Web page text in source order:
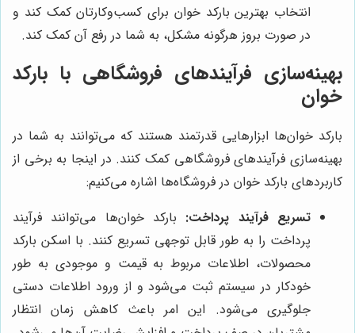
انتخاب بهترین بارکد خوان برای کسب‌وکارتان کمک کند و
در صورت بروز هرگونه مشکل، به شما در رفع آن کمک کند.
بهینه‌سازی فرآیندهای فروشگاهی با بارکد
خوان
بارکد خوان‌ها ابزارهایی قدرتمند هستند که می‌توانند به شما در
بهینه‌سازی فرآیندهای فروشگاهی کمک کنند. در اینجا به برخی از
کاربردهای بارکد خوان در فروشگاه‌ها اشاره می‌کنیم:
تسریع فرآیند پرداخت: بارکد خوان‌ها می‌توانند فرآیند
پرداخت را به طور قابل توجهی تسریع کنند. با اسکن بارکد
محصولات، اطلاعات مربوط به قیمت و موجودی به طور
خودکار در سیستم ثبت می‌شود و از ورود اطلاعات دستی
جلوگیری می‌شود. این امر باعث کاهش زمان انتظار